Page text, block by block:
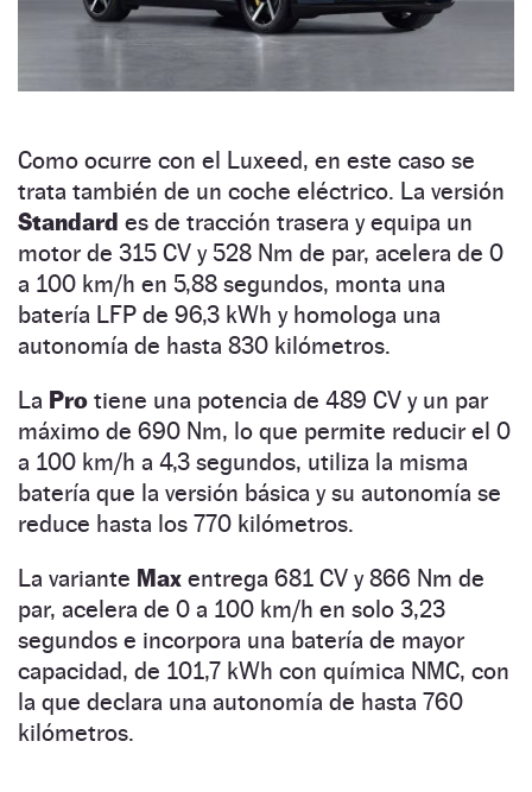
Como ocurre con el Luxeed, en este caso se
trata también de un coche eléctrico. La versión
Standard es de tracción trasera y equipa un
motor de 315 CV y 528 Nm de par, acelera de 0
a 100 km/h en 5,88 segundos, monta una
batería LFP de 96,3 kWh y homologa una
autonomía de hasta 830 kilómetros.
La Pro tiene una potencia de 489 CV y un par
máximo de 690 Nm, lo que permite reducir el 0
a 100 km/h a 4,3 segundos, utiliza la misma
batería que la versión básica y su autonomía se
reduce hasta los 770 kilómetros.
La variante Max entrega 681 CV y 866 Nm de
par, acelera de 0 a 100 km/h en solo 3,23
segundos e incorpora una batería de mayor
capacidad, de 101,7 kWh con química NMC, con
la que declara una autonomía de hasta 760
kilómetros.